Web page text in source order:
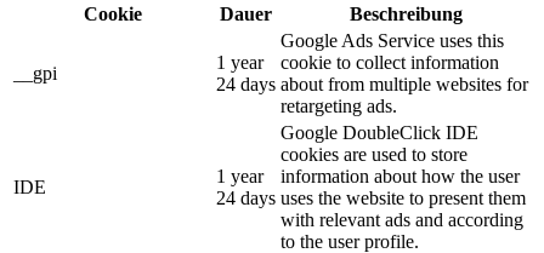
Cookie
Dauer Beschreibung
__gpi
1 year
24 days
Google Ads Service uses this
cookie to collect information
about from multiple websites for
retargeting ads.
IDE
1 year
24 days
Google DoubleClick IDE
cookies are used to store
information about how the user
uses the website to present them
with relevant ads and according
to the user profile.